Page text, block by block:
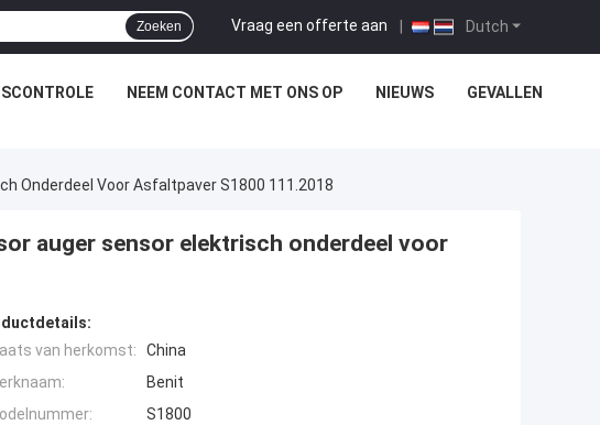
Dutch
Vraag een offerte aan |
Zoeken
NEEM CONTACT MET ONS OP NIEUWS GEVALLEN
Onderdeel Voor Asfaltpaver S1800 111.2018
auger sensor elektrisch onderdeel voor
van herkomst:
China
Benit
S1800